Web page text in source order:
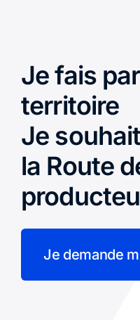
Je fais
territoire
Je
la Route
Je demande